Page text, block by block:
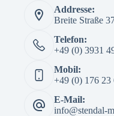
Addresse:
Breite Straße
Telefon:
+49 (0) 3931
Mobil:
+49 (0) 176 23
E-Mail:
info@stendal-